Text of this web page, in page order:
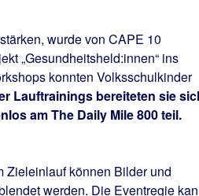
wurde von CAPE 10
„Gesundheitsheld:innen“ ins
konnten Volksschulkinder
Lauftrainings bereiteten sie
am The Daily Mile 800 teil.
Zieleinlauf können Bilder und
werden. Die Eventregie